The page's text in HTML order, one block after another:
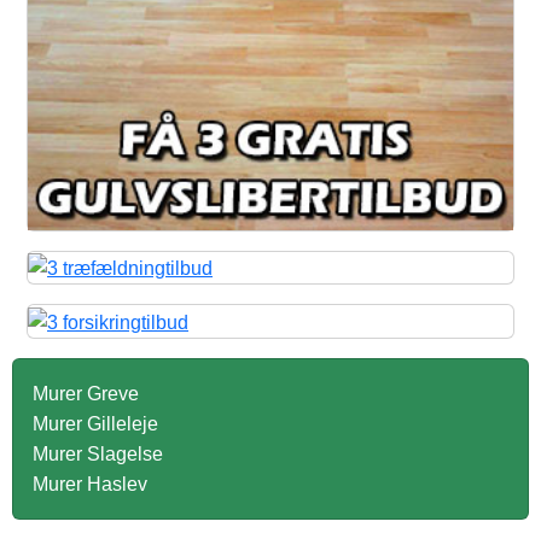
Murer Greve
Murer Gilleleje
Murer Slagelse
Murer Haslev